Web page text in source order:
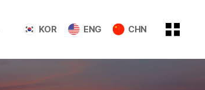
KOR ENG CHN